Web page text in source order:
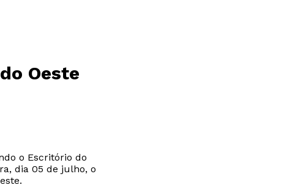
Oeste
o Escritório do
dia 05 de julho, o